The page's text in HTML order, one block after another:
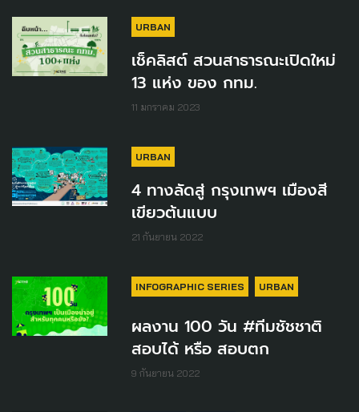
URBAN
เช็คลิสต์ สวนสาธารณะเปิดใหม่
13 แห่ง ของ กทม.
11 มกราคม 2023
URBAN
4 ทางลัดสู่ กรุงเทพฯ เมืองสี
เขียวต้นแบบ
21 กันยายน 2022
INFOGRAPHIC SERIES URBAN
ผลงาน 100 วัน #ทีมชัชชาติ
สอบได้ หรือ สอบตก
9 กันยายน 2022